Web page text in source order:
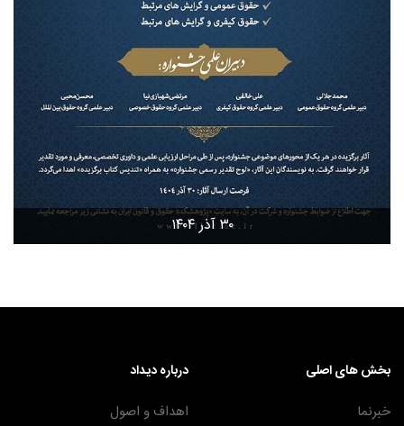
۳۰ آذر ۱۴۰۴
بخش های اصلی
خبرنما
درباره دیداد
اهداف و اصول